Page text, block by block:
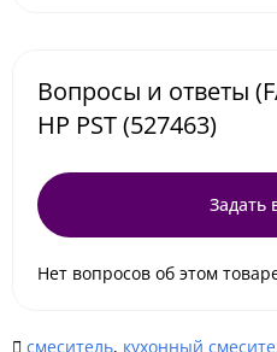
Вопросы и ответы
HP PST (527463)
Задать
Нет вопросов об этом
смеситель, кухонный